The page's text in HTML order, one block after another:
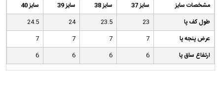
سایز 40 سایز 39 سایز 38 سایز 37
مشخصات سایز
24.5
24 23.5 23
طول کف پا
7
7 7 7
عرض پنجه پا
6
6 6 6 ارتفاع ساق پا